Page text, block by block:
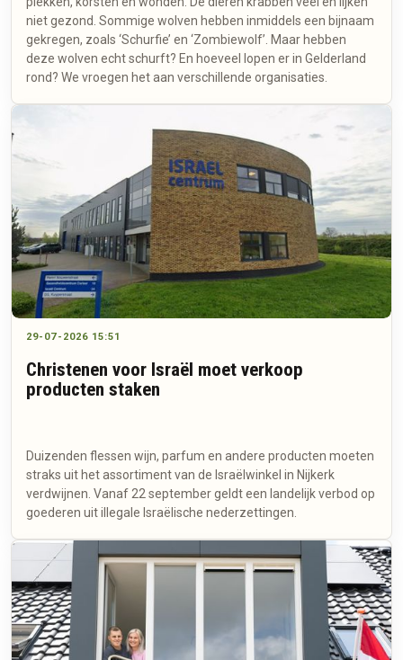
niet gezond. Sommige wolven hebben inmiddels een bijnaam
gekregen, zoals ‘Schurfie’ en ‘Zombiewolf’. Maar hebben
deze wolven echt schurft? En hoeveel lopen er in Gelderland
rond? We vroegen het aan verschillende organisaties.
29-07-2026 15:51
Christenen voor Israël moet verkoop
producten staken
Duizenden flessen wijn, parfum en andere producten moeten
straks uit het assortiment van de Israëlwinkel in Nijkerk
verdwijnen. Vanaf 22 september geldt een landelijk verbod op
goederen uit illegale Israëlische nederzettingen.